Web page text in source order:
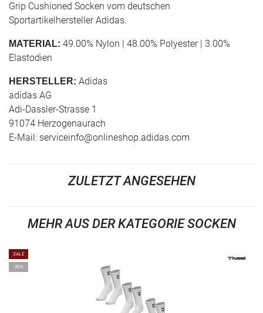
Grip Cushioned Socken vom deutschen
Sportartikelhersteller Adidas.
MATERIAL: 49.00% Nylon | 48.00% Polyester | 3.00%
Elastodien
HERSTELLER: Adidas
adidas AG
Adi-Dassler-Strasse 1
91074 Herzogenaurach
E-Mail: serviceinfo@onlineshop.adidas.com
ZULETZT ANGESEHEN
MEHR AUS DER KATEGORIE SOCKEN
SALE
-50%